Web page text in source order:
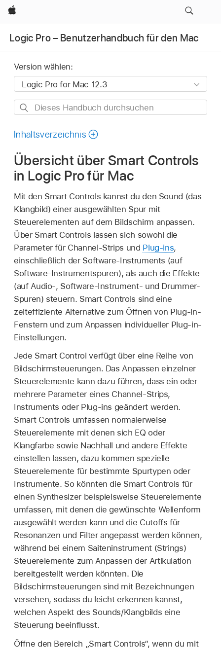
Apple
Logic Pro – Benutzerhandbuch für den Mac
Version wählen:
Dieses
durchsuchen
Inhaltsverzeichnis
Übersicht über Smart Controls
in Logic Pro für Mac
Mit den Smart Controls kannst du den Sound (das
Klangbild) einer ausgewählten Spur mit
Steuerelementen auf dem Bildschirm anpassen.
Über Smart Controls lassen sich sowohl die
Parameter für Channel-Strips und Plug-ins,
einschließlich der Software-Instruments (auf
Software-Instrumentspuren), als auch die Effekte
(auf Audio-, Software-Instrument- und Drummer-
Spuren) steuern. Smart Controls sind eine
zeiteffiziente Alternative zum Öffnen von Plug-in-
Fenstern und zum Anpassen individueller Plug-in-
Einstellungen.
Jede Smart Control verfügt über eine Reihe von
Bildschirmsteuerungen. Das Anpassen einzelner
Steuerelemente kann dazu führen, dass ein oder
mehrere Parameter eines Channel-Strips,
Instruments oder Plug-ins geändert werden.
Smart Controls umfassen normalerweise
Steuerelemente mit denen sich EQ oder
Klangfarbe sowie Nachhall und andere Effekte
einstellen lassen, dazu kommen spezielle
Steuerelemente für bestimmte Spurtypen oder
Instrumente. So könnten die Smart Controls für
einen Synthesizer beispielsweise Steuerelemente
umfassen, mit denen die gewünschte Wellenform
ausgewählt werden kann und die Cutoffs für
Resonanzen und Filter angepasst werden können,
während bei einem Saiteninstrument (Strings)
Steuerelemente zum Anpassen der Artikulation
bereitgestellt werden könnten. Die
Bildschirmsteuerungen sind mit Bezeichnungen
versehen, sodass du leicht erkennen kannst,
welchen Aspekt des Sounds/Klangbilds eine
Steuerung beeinflusst.
Öffne den Bereich „Smart Controls“, wenn du mit